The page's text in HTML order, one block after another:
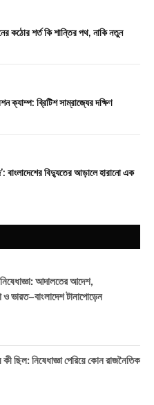
কঠোর শর্ত কি শান্তির পথ, নাকি নতুন
ক্যাম্প: ব্রিটিশ সাম্রাজ্যের দক্ষিণ
বাংলাদেশের বিদ্যুতের আড়ালে হারানো এক
আদালতের আদেশ,
ও ভারত–বাংলাদেশ টানাপোড়েন
ছিল: নিষেধাজ্ঞা পেরিয়ে কোন রাজনৈতিক